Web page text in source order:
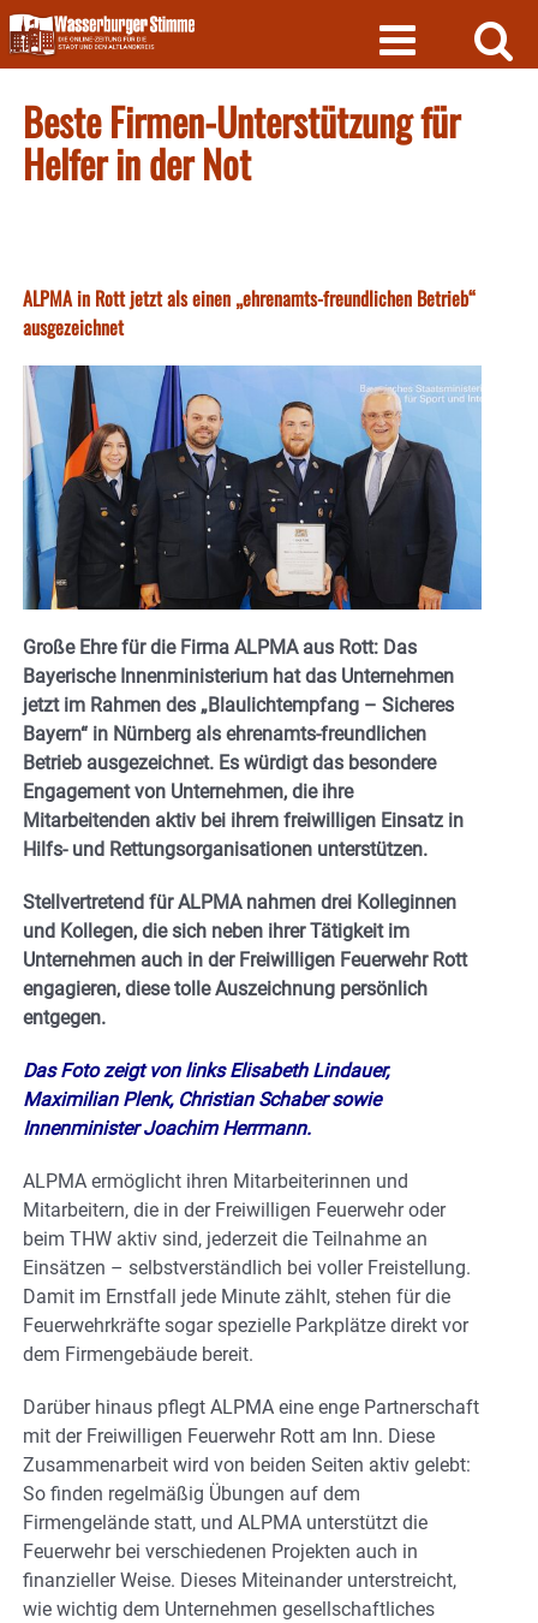
Skip
to
content
Beste Firmen-Unterstützung für
Helfer in der Not
ALPMA in Rott jetzt als einen „ehrenamts-freundlichen Betrieb“
ausgezeichnet
Große Ehre für die Firma ALPMA aus Rott: Das
Bayerische Innenministerium hat das Unternehmen
jetzt im Rahmen des „Blaulichtempfang – Sicheres
Bayern“ in Nürnberg als ehrenamts-freundlichen
Betrieb ausgezeichnet. Es würdigt das besondere
Engagement von Unternehmen, die ihre
Mitarbeitenden aktiv bei ihrem freiwilligen Einsatz in
Hilfs- und Rettungsorganisationen unterstützen.
Stellvertretend für ALPMA nahmen drei Kolleginnen
und Kollegen, die sich neben ihrer Tätigkeit im
Unternehmen auch in der Freiwilligen Feuerwehr Rott
engagieren, diese tolle Auszeichnung persönlich
entgegen.
Das Foto zeigt von links Elisabeth Lindauer,
Maximilian Plenk, Christian Schaber sowie
Innenminister Joachim Herrmann.
ALPMA ermöglicht ihren Mitarbeiterinnen und
Mitarbeitern, die in der Freiwilligen Feuerwehr oder
beim THW aktiv sind, jederzeit die Teilnahme an
Einsätzen – selbstverständlich bei voller Freistellung.
Damit im Ernstfall jede Minute zählt, stehen für die
Feuerwehrkräfte sogar spezielle Parkplätze direkt vor
dem Firmengebäude bereit.
Darüber hinaus pflegt ALPMA eine enge Partnerschaft
mit der Freiwilligen Feuerwehr Rott am Inn. Diese
Zusammenarbeit wird von beiden Seiten aktiv gelebt:
So finden regelmäßig Übungen auf dem
Firmengelände statt, und ALPMA unterstützt die
Feuerwehr bei verschiedenen Projekten auch in
finanzieller Weise. Dieses Miteinander unterstreicht,
wie wichtig dem Unternehmen gesellschaftliches